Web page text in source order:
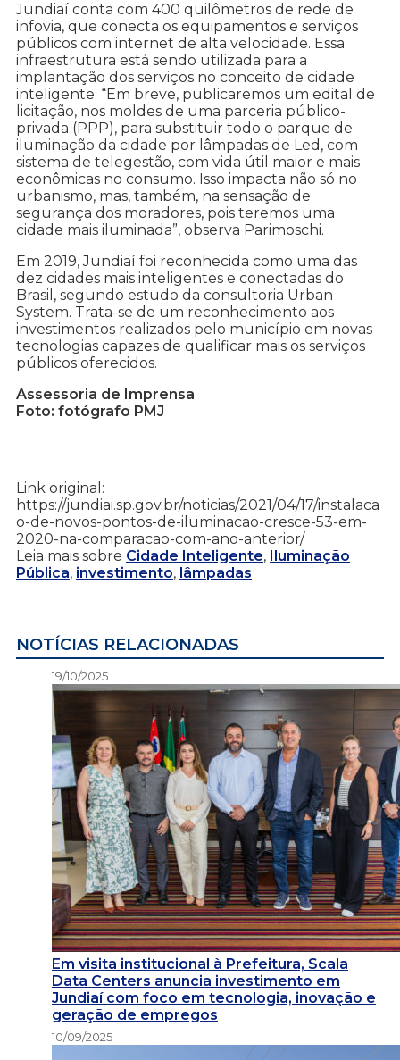
Jundiaí conta com 400 quilômetros de rede de
infovia, que conecta os equipamentos e serviços
públicos com internet de alta velocidade. Essa
infraestrutura está sendo utilizada para a
implantação dos serviços no conceito de cidade
inteligente. “Em breve, publicaremos um edital de
licitação, nos moldes de uma parceria público-
privada (PPP), para substituir todo o parque de
iluminação da cidade por lâmpadas de Led, com
sistema de telegestão, com vida útil maior e mais
econômicas no consumo. Isso impacta não só no
urbanismo, mas, também, na sensação de
segurança dos moradores, pois teremos uma
cidade mais iluminada”, observa Parimoschi.
Em 2019, Jundiaí foi reconhecida como uma das
dez cidades mais inteligentes e conectadas do
Brasil, segundo estudo da consultoria Urban
System. Trata-se de um reconhecimento aos
investimentos realizados pelo município em novas
tecnologias capazes de qualificar mais os serviços
públicos oferecidos.
Assessoria de Imprensa
Foto: fotógrafo PMJ
Link original:
https://jundiai.sp.gov.br/noticias/2021/04/17/instalaca
o-de-novos-pontos-de-iluminacao-cresce-53-em-
2020-na-comparacao-com-ano-anterior/
Leia mais sobre Cidade Inteligente,
Iluminação
Pública, investimento, lâmpadas
NOTÍCIAS RELACIONADAS
19/10/2025
Em visita institucional à Prefeitura, Scala
Data Centers anuncia investimento em
Jundiaí com foco em tecnologia, inovação e
geração de empregos
10/09/2025